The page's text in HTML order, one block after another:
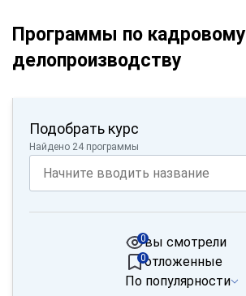
Программы по кадровому
делопроизводству
Подобрать курс
Найдено 24 программы
вы смотрели
0
отложенные
0
По популярности